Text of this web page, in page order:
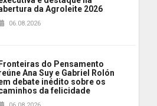
da Agroleite 2026
06.08.2026
Fronteiras do Pensamento
Ana Suy e Gabriel Rolón
debate inédito sobre os
da felicidade